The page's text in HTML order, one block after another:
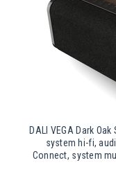
DALI VEGA Dark
system hi-fi,
Connect, system